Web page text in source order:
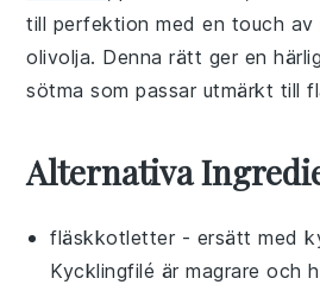
till perfektion med en touch av
olivolja. Denna rätt ger en
sötma som passar utmärkt till
Alternativa
fläskkotletter - ersätt med
Kycklingfilé är magrare och